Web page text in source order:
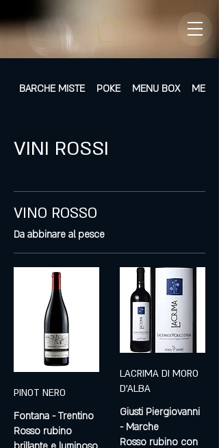
BARCHE MISTE POKE MENU BOX MENÙ
VINI ROSSI
VINO ROSSO
Da abbinare al pesce
PINOT NERO
Fontana - Trentino
Rosso rubino
LACRIMA DI MORO
D’ALBA
Giusti Piergiovanni
- Marche
Rosso rubino con